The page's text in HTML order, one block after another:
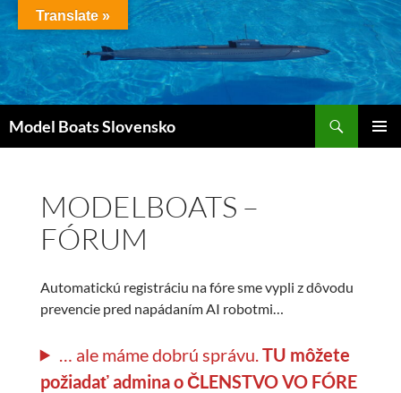
Preskočiť
na
obsah
Model Boats Slovensko
MODELBOATS –
FÓRUM
Automatickú registráciu na fóre sme vypli z dôvodu
prevencie pred napádaním AI robotmi…
… ale máme dobrú správu. TU môžete
požiadať admina o ČLENSTVO VO FÓRE
Translate »